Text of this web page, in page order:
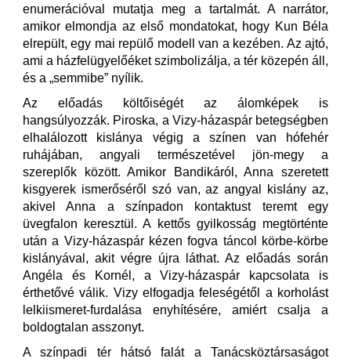
enumerációval mutatja meg a tartalmát. A narrátor,
amikor elmondja az első mondatokat, hogy Kun Béla
elrepült, egy mai repülő modell van a kezében. Az ajtó,
ami a házfelügyelőéket szimbolizálja, a tér közepén áll,
és a „semmibe” nyílik.
Az előadás költőiségét az álomképek is
hangsúlyozzák. Piroska, a Vizy-házaspár betegségben
elhalálozott kislánya végig a színen van hófehér
ruhájában, angyali természetével jön-megy a
szereplők között. Amikor Bandikáról, Anna szeretett
kisgyerek ismerőséről szó van, az angyal kislány az,
akivel Anna a színpadon kontaktust teremt egy
üvegfalon keresztül. A kettős gyilkosság megtörténte
után a Vizy-házaspár kézen fogva táncol körbe-körbe
kislányával, akit végre újra láthat. Az előadás során
Angéla és Kornél, a Vizy-házaspár kapcsolata is
érthetővé válik. Vizy elfogadja feleségétől a korholást
lelkiismeret-furdalása enyhítésére, amiért csalja a
boldogtalan asszonyt.
A színpadi tér hátsó falát a Tanácsköztársaságot